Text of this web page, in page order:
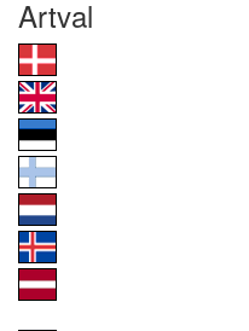
Artval